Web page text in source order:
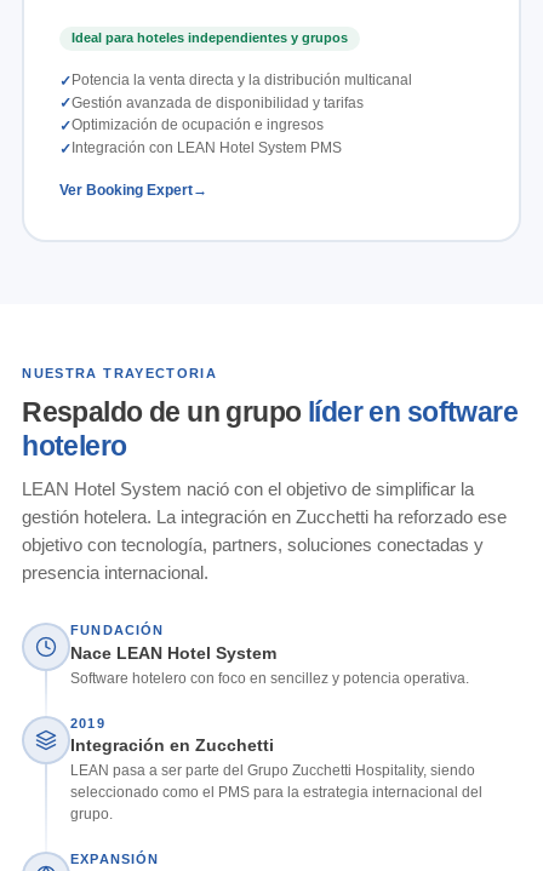
Ideal para hoteles independientes y grupos
Potencia la venta directa y la distribución multicanal
Gestión avanzada de disponibilidad y tarifas
Optimización de ocupación e ingresos
Integración con LEAN Hotel System PMS
Ver Booking Expert
NUESTRA TRAYECTORIA
Respaldo de un grupo líder en software
hotelero
LEAN Hotel System nació con el objetivo de simplificar la
gestión hotelera. La integración en Zucchetti ha reforzado ese
objetivo con tecnología, partners, soluciones conectadas y
presencia internacional.
FUNDACIÓN
Nace LEAN Hotel System
Software hotelero con foco en sencillez y potencia operativa.
2019
Integración en Zucchetti
LEAN pasa a ser parte del Grupo Zucchetti Hospitality, siendo
seleccionado como el PMS para la estrategia internacional del
grupo.
EXPANSIÓN